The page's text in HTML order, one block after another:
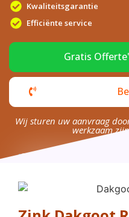
Kwaliteitsgarantie
Efficiënte service
Gratis
Wij sturen uw aanvraag
werkzaam